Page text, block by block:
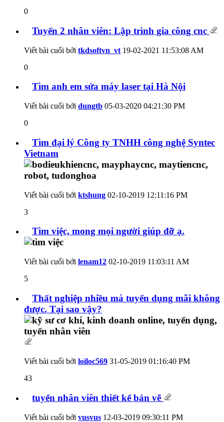
0
Tuyển 2 nhân viên: Lập trình gia công cnc
Viết bài cuối bởi tkdsoftvn_vt 19-02-2021 11:53:08 AM
0
Tìm anh em sửa máy laser tại Hà Nội
Viết bài cuối bởi dungtb 05-03-2020 04:21:30 PM
0
Tìm đại lý Công ty TNHH công nghệ Syntec
Vietnam
Viết bài cuối bởi ktshung 02-10-2019 12:11:16 PM
3
Tìm việc, mong mọi người giúp đỡ ạ.
Viết bài cuối bởi lenam12 02-10-2019 11:03:11 AM
5
Thất nghiệp nhiều mà tuyển dụng mãi không
được. Tại sao vậy?
Viết bài cuối bởi loiloc569 31-05-2019 01:16:40 PM
43
tuyển nhân viên thiết kế bản vẽ
Viết bài cuối bởi vusvus 12-03-2019 09:30:11 PM